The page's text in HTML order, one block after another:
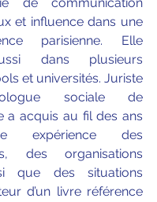
et influence dans une
parisienne. Elle
dans plusieurs
et universités. Juriste
sociale de
a acquis au fil des ans
expérience des
des organisations
que des situations
d’un livre référence